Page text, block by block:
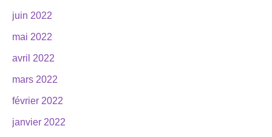
juin 2022
mai 2022
avril 2022
mars 2022
février 2022
janvier 2022